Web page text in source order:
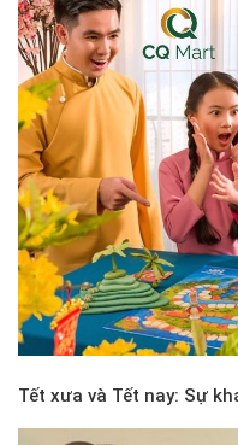
Tết xưa và Tết nay: Sự